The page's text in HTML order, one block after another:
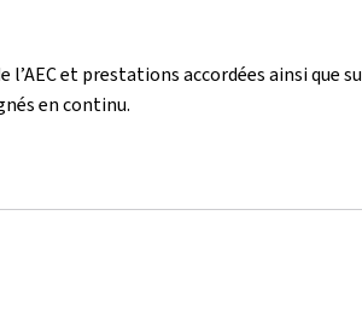
et prestations accordées ainsi que
en continu.